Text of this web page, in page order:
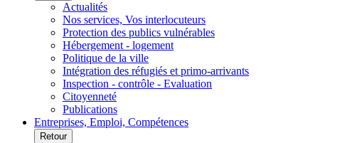
Actualités
Nos services, Vos interlocuteurs
Protection des publics vulnérables
Hébergement - logement
Politique de la ville
Intégration des réfugiés et primo-arrivants
Inspection - contrôle - Evaluation
Citoyenneté
Publications
Entreprises, Emploi, Compétences
Retour